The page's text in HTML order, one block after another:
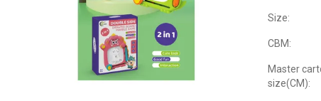
Size:
CBM:
Master
size(CM):